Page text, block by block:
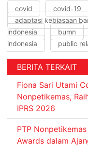
covid covid-19
adaptasi kebiasaan
indonesia
bumn
indonesia
public
BERITA TERKAIT
Fiona Sari Utami
Nonpetikemas,
IPRS 2026
PTP
Awards dalam